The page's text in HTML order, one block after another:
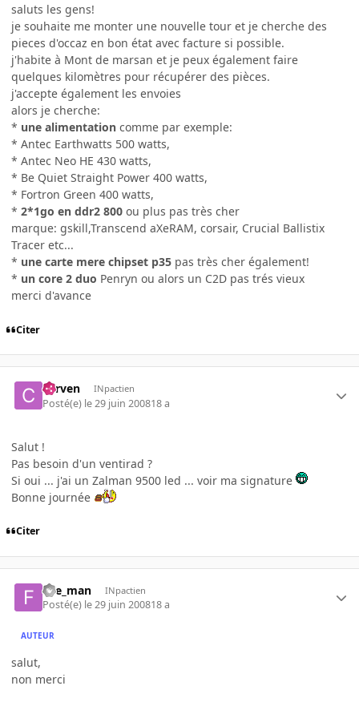
saluts les gens!
je souhaite me monter une nouvelle tour et je cherche des
pieces d'occaz en bon état avec facture si possible.
j'habite à Mont de marsan et je peux également faire
quelques kilomètres pour récupérer des pièces.
j'accepte également les envoies
alors je cherche:
* une alimentation comme par exemple:
* Antec Earthwatts 500 watts,
* Antec Neo HE 430 watts,
* Be Quiet Straight Power 400 watts,
* Fortron Green 400 watts,
* 2*1go en ddr2 800 ou plus pas très cher
marque: gskill,Transcend aXeRAM, corsair, Crucial Ballistix
Tracer etc...
* une carte mere chipset p35 pas très cher également!
* un core 2 duo Penryn ou alors un C2D pas trés vieux
merci d'avance
Citer
corven INpactien
Posté(e) le 29 juin 200818 a
Salut !
Pas besoin d'un ventirad ?
Si oui ... j'ai un Zalman 9500 led ... voir ma signature
Bonne journée
Citer
fire_man INpactien
Posté(e) le 29 juin 200818 a
AUTEUR
salut,
non merci